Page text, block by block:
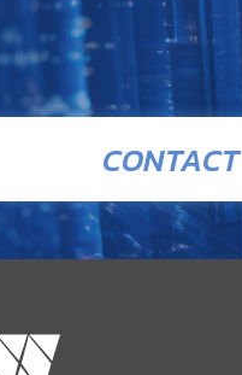
CONTACT